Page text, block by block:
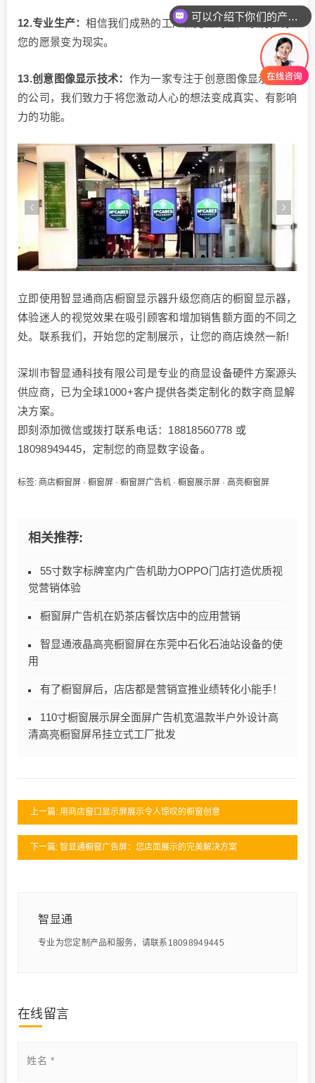
12.专业生产：相信我们成熟的工厂和完整的生产系统，将
您的愿景变为现实。
13.创意图像显示技术： 作为一家专注于创意图像显示技术
的公司，我们致力于将您激动人心的想法变成真实、有影响
力的功能。
立即使用智显通商店橱窗显示器升级您商店的橱窗显示器，
体验迷人的视觉效果在吸引顾客和增加销售额方面的不同之
处。联系我们，开始您的定制展示，让您的商店焕然一新!
深圳市智显通科技有限公司是专业的商显设备硬件方案源头
供应商，已为全球1000+客户提供各类定制化的数字商显解
决方案。
即刻添加微信或拨打联系电话：18818560778 或
18098949445，定制您的商显数字设备。
标签: 商店橱窗屏 · 橱窗屏 · 橱窗屏广告机 · 橱窗展示屏 · 高亮橱窗屏
相关推荐:
55寸数字标牌室内广告机助力OPPO门店打造优质视
觉营销体验
橱窗屏广告机在奶茶店餐饮店中的应用营销
智显通液晶高亮橱窗屏在东莞中石化石油站设备的使
用
有了橱窗屏后，店店都是营销宣推业绩转化小能手！
110寸橱窗展示屏全面屏广告机宽温款半户外设计高
清高亮橱窗屏吊挂立式工厂批发
上一篇: 用商店窗口显示屏展示令人惊叹的橱窗创意
下一篇: 智显通橱窗广告屏：您店面展示的完美解决方案
智显通
专业为您定制产品和服务，请联系18098949445
在线留言